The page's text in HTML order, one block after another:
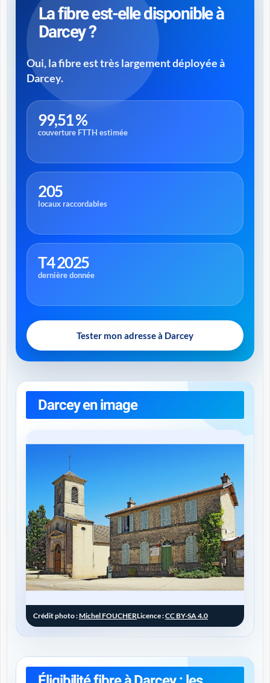
La fibre est-elle disponible à
Darcey ?
Oui, la fibre est très largement déployée à
Darcey.
99,51 %
couverture FTTH estimée
205
locaux raccordables
T4 2025
dernière donnée
Tester mon adresse à Darcey
Darcey en image
Crédit photo :Michel FOUCHERLicence :CC BY-SA 4.0